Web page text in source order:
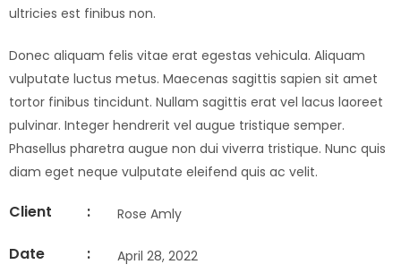
ultricies est finibus non.
Donec aliquam felis vitae erat egestas vehicula. Aliquam
vulputate luctus metus. Maecenas sagittis sapien sit amet
tortor finibus tincidunt. Nullam sagittis erat vel lacus laoreet
pulvinar. Integer hendrerit vel augue tristique semper.
Phasellus pharetra augue non dui viverra tristique. Nunc quis
diam eget neque vulputate eleifend quis ac velit.
Client : Rose Amly
Date : April 28, 2022